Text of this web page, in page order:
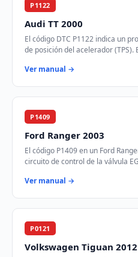
P1122
Audi TT 2000
El código DTC P1122 indica un
de posición del acelerador (TPS).
Ver manual →
P1409
Ford Ranger 2003
El código P1409 en un Ford
circuito de control de la válvula
Ver manual →
P0121
Volkswagen Tiguan 2012